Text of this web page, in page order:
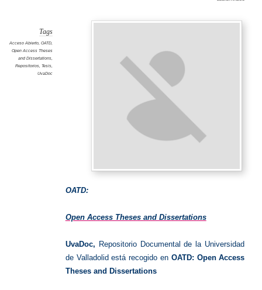
Tags
Acceso Abierto, OATD,
Open Access Theses
and Dissertations,
Repositorios, Tesis,
UvaDoc
OATD:
Open Access Theses and Dissertations
UvaDoc, Repositorio Documental de la Universidad
de Valladolid está recogido en OATD: Open Access
Theses and Dissertations